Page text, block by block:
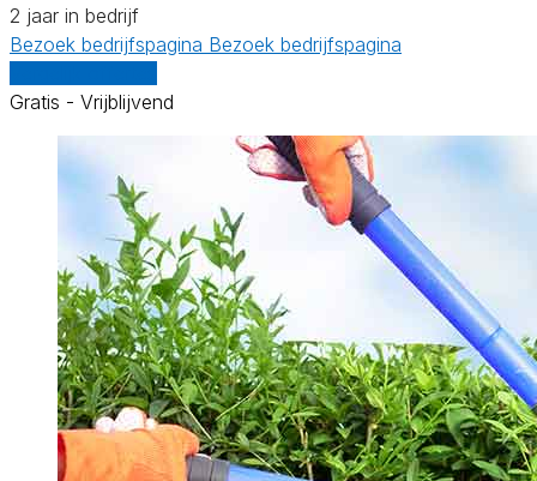
2 jaar in bedrijf
Bezoek bedrijfspagina Bezoek bedrijfspagina
Gratis - Vrijblijvend